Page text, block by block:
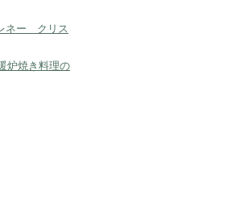
ネー クリス
炉焼き料理の